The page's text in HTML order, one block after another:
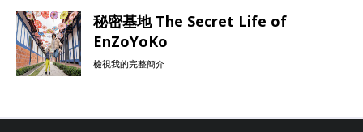
秘密基地 The Secret Life of
EnZoYoKo
檢視我的完整簡介